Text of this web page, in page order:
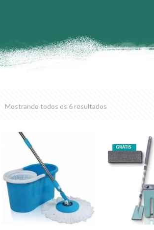
Mostrando todos os 6 resultados